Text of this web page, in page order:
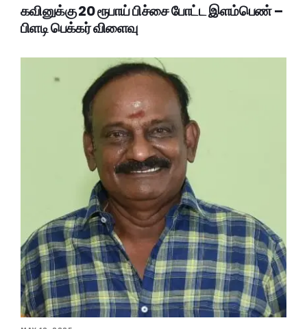
கவினுக்கு 20 ரூபாய் பிச்சை போட்ட இளம்பெண் –
பிளடி பெக்கர் விளைவு